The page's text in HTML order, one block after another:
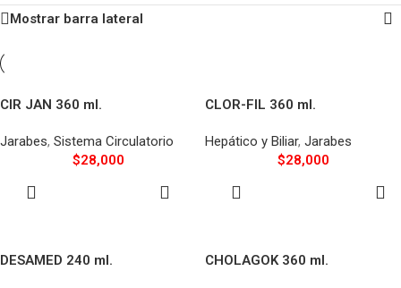
Mostrar barra lateral
CIR JAN 360 ml.
Jarabes, Sistema Circulatorio
$28,000
CLOR-FIL 360 ml.
Hepático y Biliar, Jarabes
$28,000
DESAMED 240 ml. CHOLAGOK 360 ml.